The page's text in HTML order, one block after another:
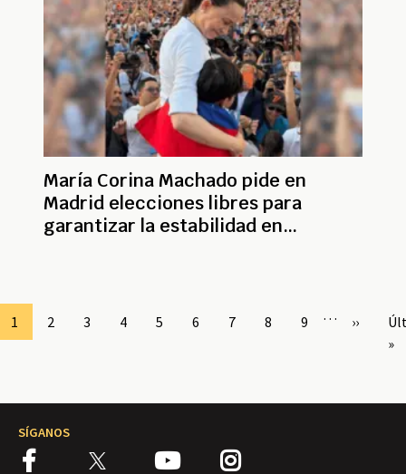
María Corina Machado pide en
Madrid elecciones libres para
garantizar la estabilidad en
Page
1 Page
2 Page
3 Page
4 Page
5 Page
6 Page
7 Page
8 Page
9 …
página
››
»
SÍGANOS